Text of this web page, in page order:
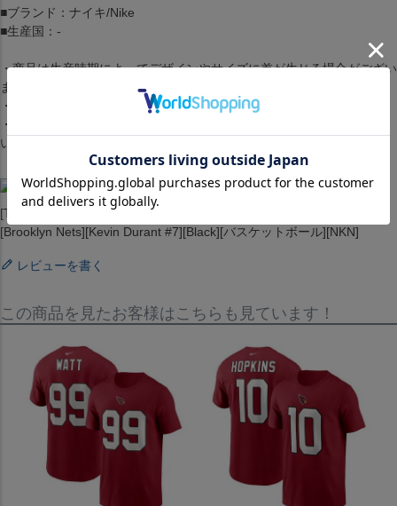
■ブランド：ナイキ/Nike
■生産国：-
・商品は生産時期によってデザインやサイズに差が生じる場合がござい
ます。
・商品はモニターの影響で色の変化が感じられる場合がございます。
・洗濯・アイロンの使用につきましては、品質マークに従ってくださ
い。
[Tシャツ][トップス][2019/2020 Name & Number Performance T-Shirt]
[Brooklyn Nets][Kevin Durant #7][Black][バスケットボール][NKN]
レビューを書く
この商品を見たお客様はこちらも見ています！